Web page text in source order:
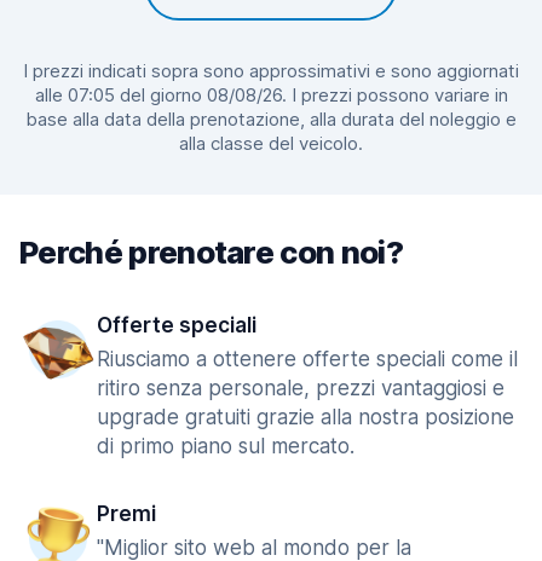
I prezzi indicati sopra sono approssimativi e sono aggiornati
alle 07:05 del giorno 08/08/26. I prezzi possono variare in
base alla data della prenotazione, alla durata del noleggio e
alla classe del veicolo.
Perché prenotare con noi?
Offerte speciali
Riusciamo a ottenere offerte speciali come il
ritiro senza personale, prezzi vantaggiosi e
upgrade gratuiti grazie alla nostra posizione
di primo piano sul mercato.
Premi
"Miglior sito web al mondo per la